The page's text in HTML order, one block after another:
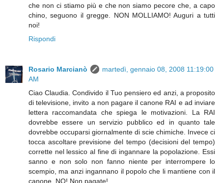
che non ci stiamo più e che non siamo pecore che, a capo
chino, seguono il gregge. NON MOLLIAMO! Auguri a tutti
noi!
Rispondi
Rosario Marcianò
martedì, gennaio 08, 2008 11:19:00
AM
Ciao Claudia. Condivido il Tuo pensiero ed anzi, a proposito
di televisione, invito a non pagare il canone RAI e ad inviare
lettera raccomandata che spiega le motivazioni. La RAI
dovrebbe essere un servizio pubblico ed in quanto tale
dovrebbe occuparsi giornalmente di scie chimiche. Invece ci
tocca ascoltare previsione del tempo (decisioni del tempo)
corrette nel lessico al fine di ingannare la popolazione. Essi
sanno e non solo non fanno niente per interrompere lo
scempio, ma anzi ingannano il popolo che li mantiene con il
canone. NO! Non pagate!